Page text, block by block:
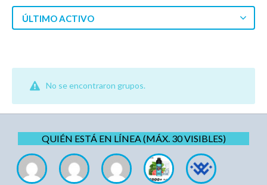
ÚLTIMO ACTIVO
No se encontraron grupos.
QUIÉN ESTÁ EN LÍNEA (MÁX. 30 VISIBLES)